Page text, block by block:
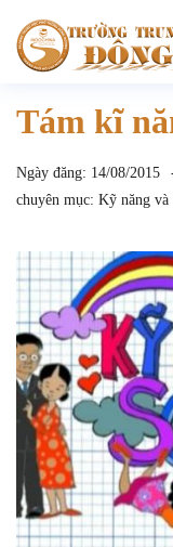
Tám kĩ
Ngày đăng: 14/08/2015
chuyên mục: Kỹ năng và